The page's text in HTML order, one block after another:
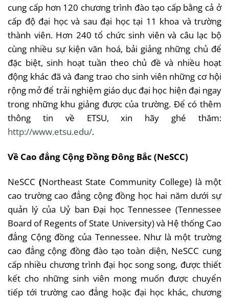
cung cấp hơn 120 chương trình đào tạo cấp bằng cả ở
cấp độ đại học và sau đại học tại 11 khoa và trường
thành viên. Hơn 240 tổ chức sinh viên và câu lạc bộ
cùng nhiều sự kiện văn hoá, bải giảng những chủ để
đặc biệt, sinh hoạt tuần theo chủ đề và nhiều hoạt
động khác đã và đang trao cho sinh viên những cơ hội
rộng mở để trải nghiệm giáo dục đại học hiện đại ngay
trong những khu giảng được của trường. Để có thêm
thông tin về ETSU, xin hãy ghé thăm:
http://www.etsu.edu/.
Về Cao đẳng Cộng Đồng Đông Bắc (NeSCC)
NeSCC (Northeast State Community College) là một
cao trường cao đẳng cộng đồng học hai năm dưới sự
quản lý của Uỷ ban Đại học Tennessee (Tennessee
Board of Regents of State University) và Hệ thống Cao
đẳng Cộng đồng của Tennessee. Như là một trường
cao đẳng cộng đồng đào tạo toàn diện, NeSCC cung
cấp nhiều chương trình đại học song song, được thiết
kết cho những sinh viên mong muốn được chuyển
tiếp tới trường cao đẳng hoặc đại học khác, chương